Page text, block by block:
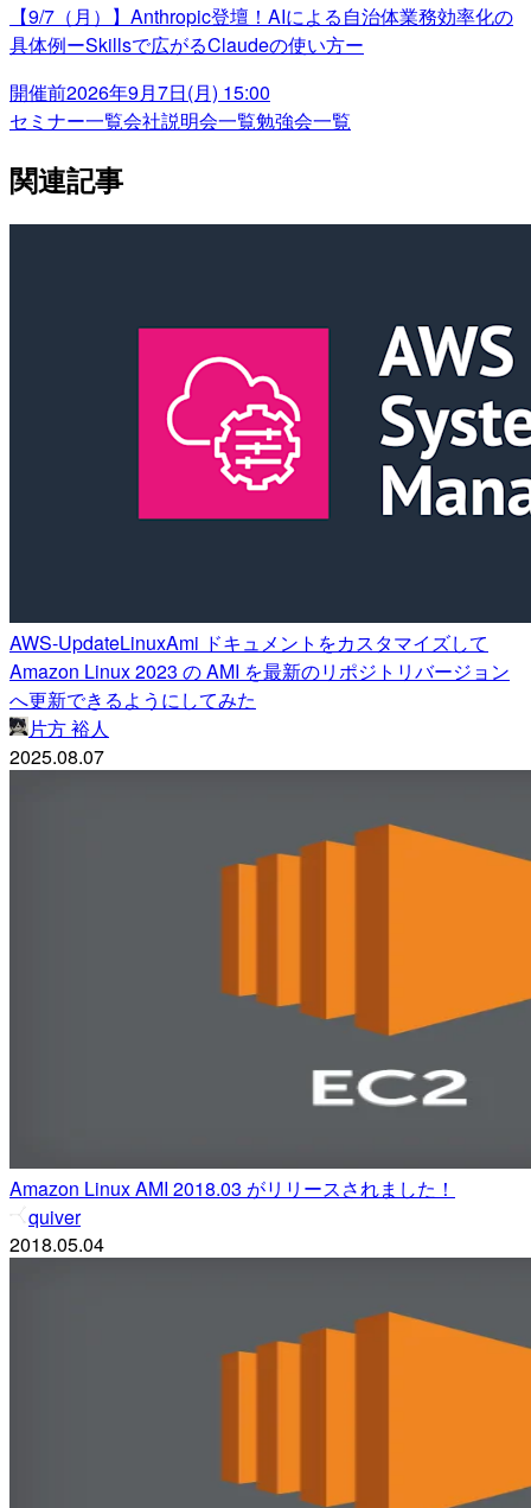
【9/7（月）】Anthropic登壇！AIによる自治体業務効率化の
具体例ーSkillsで広がるClaudeの使い方ー
開催前2026年9月7日(月) 15:00
セミナー一覧会社説明会一覧勉強会一覧
関連記事
AWS-UpdateLinuxAmi ドキュメントをカスタマイズして
Amazon Linux 2023 の AMI を最新のリポジトリバージョン
へ更新できるようにしてみた
片方 裕人
2025.08.07
Amazon Linux AMI 2018.03 がリリースされました！
quiver
2018.05.04